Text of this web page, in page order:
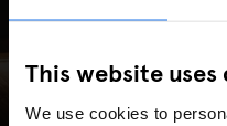
This website uses
We use cookies to
FAQ